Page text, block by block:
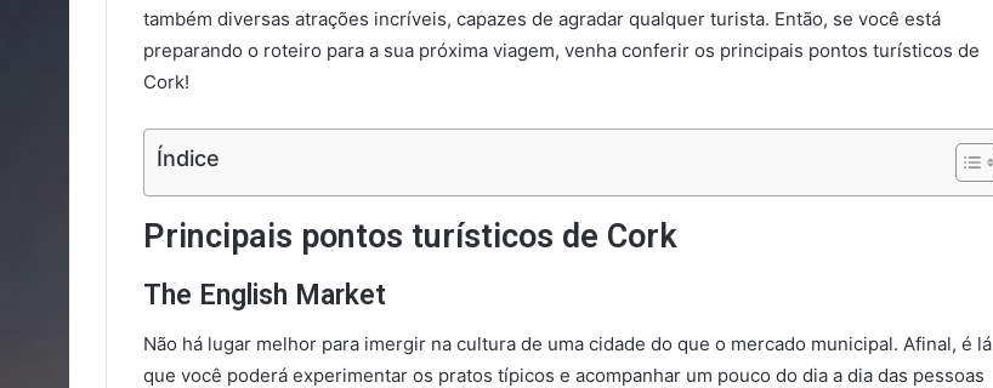
também diversas atrações incríveis, capazes de agradar qualquer turista. Então, se você está
preparando o roteiro para a sua próxima viagem, venha conferir os principais pontos turísticos de
Cork!
Índice
Principais pontos turísticos de Cork
The English Market
Não há lugar melhor para imergir na cultura de uma cidade do que o mercado municipal. Afinal, é lá
que você poderá experimentar os pratos típicos e acompanhar um pouco do dia a dia das pessoas